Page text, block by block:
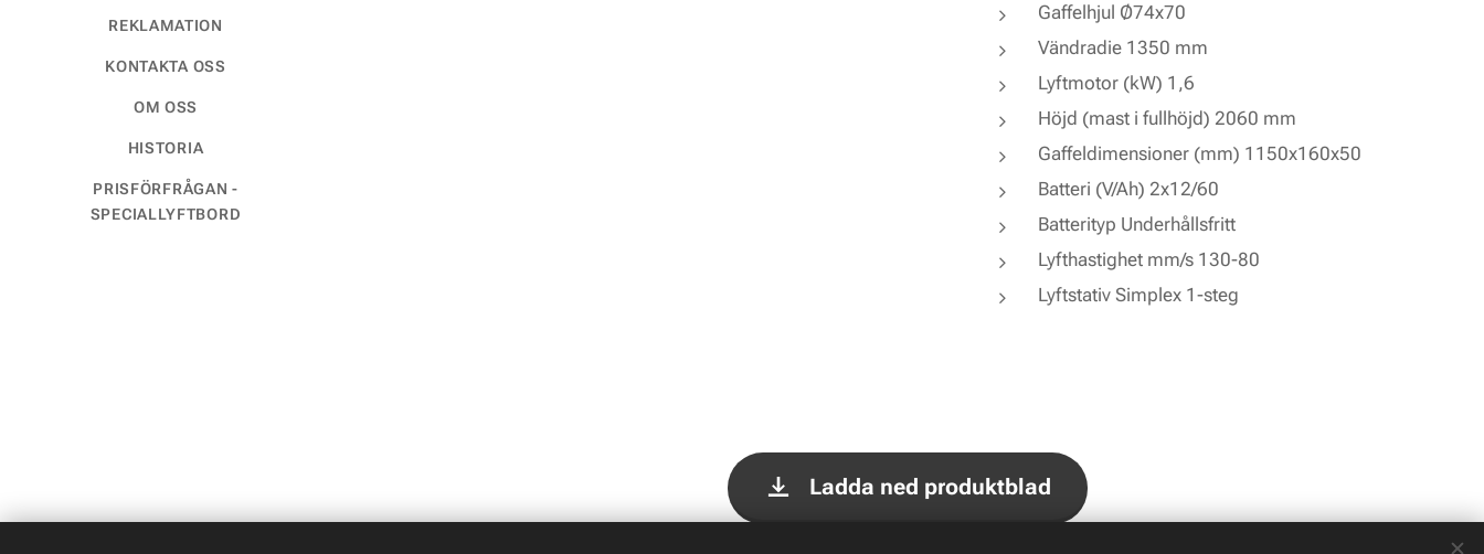
REKLAMATION
KONTAKTA OSS
OM OSS
HISTORIA
PRISFÖRFRÅGAN -
SPECIALLYFTBORD
Gaffelhjul Ø74x70
Vändradie 1350 mm
Lyftmotor (kW) 1,6
Höjd (mast i fullhöjd) 2060 mm
Gaffeldimensioner (mm) 1150x160x50
Batteri (V/Ah) 2x12/60
Batterityp Underhållsfritt
Lyfthastighet mm/s 130-80
Lyftstativ Simplex 1-steg
Ladda ned produktblad